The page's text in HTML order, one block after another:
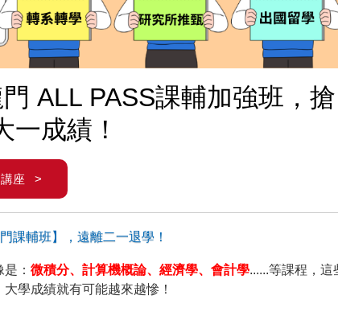
ALL PASS課輔加強班，搶
一成績！
講座 >
課輔班】，遠離二一退學！
： 微積分、計算機概論、經濟學、會計學......等課程，這
學成績就有可能越來越慘！